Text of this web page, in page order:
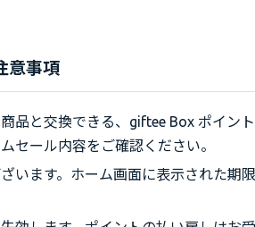
意事項
品と交換できる、giftee Box ポイン
セール内容をご確認ください。
います。ホーム画面に表示された期